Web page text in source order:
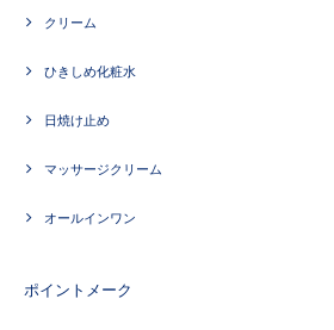
クリーム
ひきしめ化粧水
日焼け止め
マッサージクリーム
オールインワン
ポイントメーク